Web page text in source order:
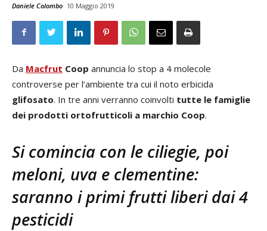
Daniele Colombo 10 Maggio 2019
Da Macfrut Coop annuncia lo stop a 4 molecole
controverse per l’ambiente tra cui il noto erbicida
glifosato. In tre anni verranno coinvolti tutte le famiglie
dei prodotti ortofrutticoli a marchio Coop.
Si comincia con le ciliegie, poi
meloni, uva e clementine:
saranno i primi frutti liberi dai 4
pesticidi